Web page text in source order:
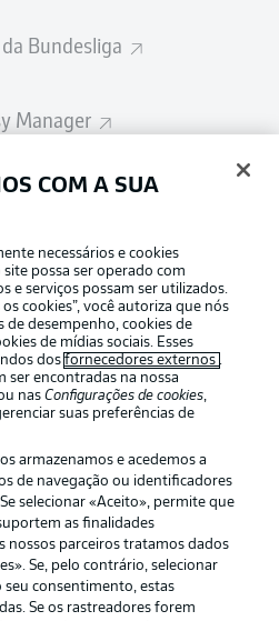
Bundesliga
Manager
GROUP
Modo de visualização
it’s meant to be
COM A SUA
necessários e cookies
possa ser operado com
e serviços possam ser utilizados.
cookies”, você autoriza que nós
de desempenho, cookies de
de mídias sociais. Esses
dosfornecedores externos .
ser encontradas na nossa
nasConfigurações de cookies,
suas preferências de
armazenamos e acedemos a
de navegação ou identificadores
selecionar «Aceito», permite que
as finalidades
nossos parceiros tratamos dados
Se, pelo contrário, selecionar
consentimento, estas
Se os rastreadores forem